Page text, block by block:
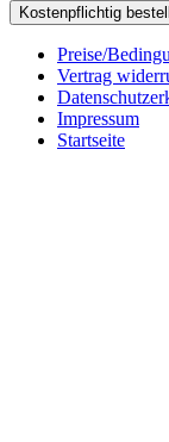
Preise/
Vertrag
Impressum
Startseite